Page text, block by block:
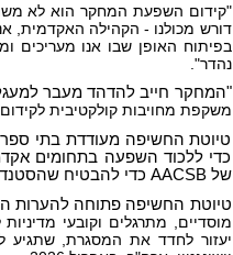
"קידום השפעת המחקר הוא לא
דורש מכולנו - הקהילה האקדמית,
בפיתוח האופן שבו אנו מעריכים
נהדר".
"המחקר חייב להדהד מעבר
משקפת מחויבות קולקטיבית
טיוטת החשיפה מעודדת בתי
כדי ללכוד השפעה בתחומים
של AACSB כדי להבטיח שהסטנדרטים הגלובליים ל-
טיוטת החשיפה פתוחה להערות
מוסדיים, מתרגלים וקובעי
יעזור לחדד את המסגרת, שתגיע